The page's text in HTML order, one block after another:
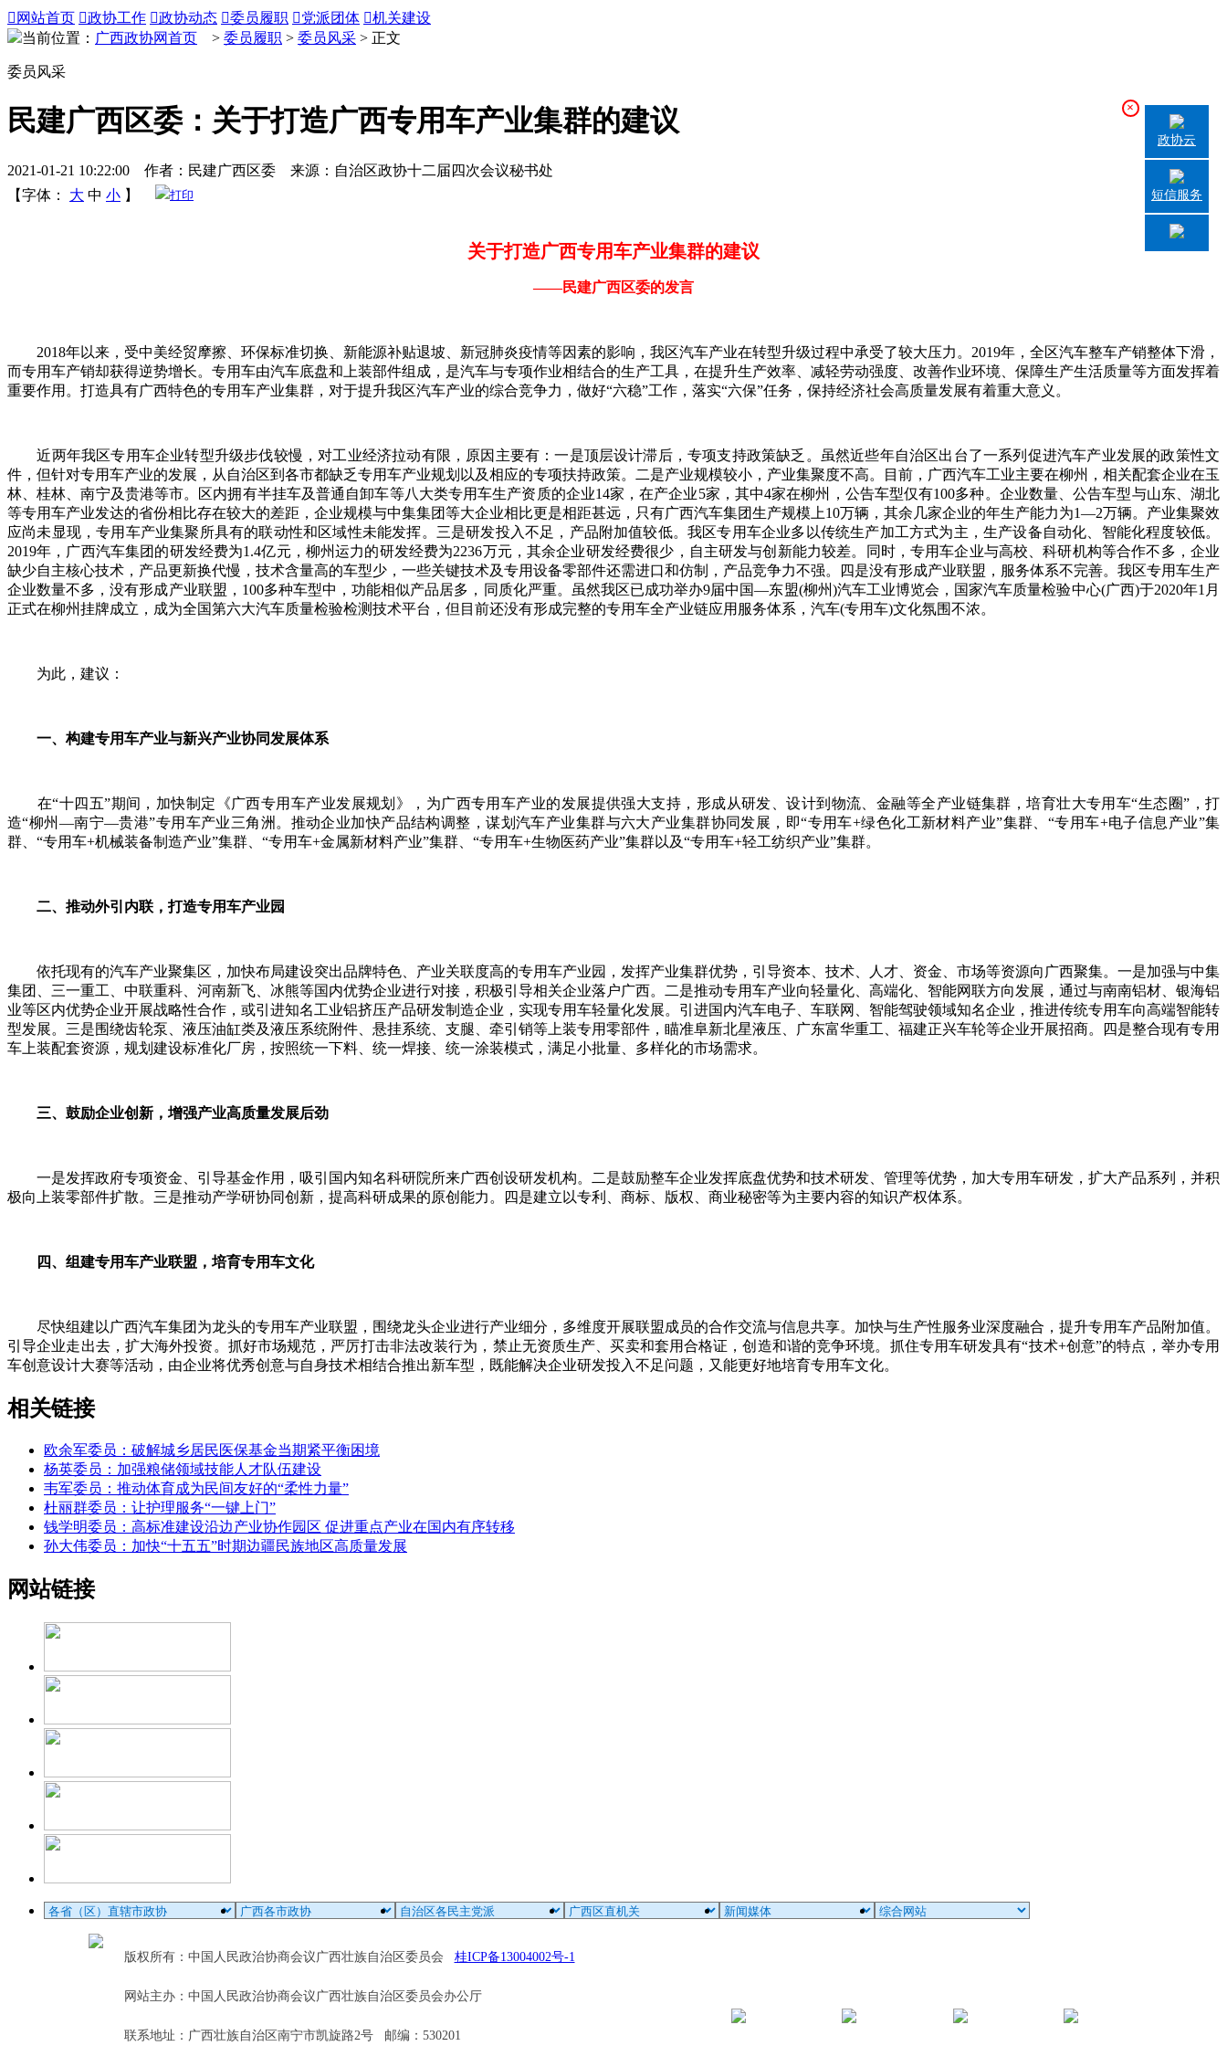
 网站首页 政协工作 政协动态 委员履职 党派团体 机关建设
当前位置： 广西政协网首页 > 委员履职 > 委员风采 > 正文
委员风采
民建广西区委：关于打造广西专用车产业集群的建议
2021-01-21 10:22:00 作者：民建广西区委 来源：自治区政协十二届四次会议秘书处
【字体：
大 中 小 】 打印
关于打造广西专用车产业集群的建议
——民建广西区委的发言
2018年以来，受中美经贸摩擦、环保标准切换、新能源补贴退坡、新冠肺炎疫情等因素的影响，我区汽车产业在转型升级过程中承受了较大压力。2019年，全区汽车整车产销整体下滑，
而专用车产销却获得逆势增长。专用车由汽车底盘和上装部件组成，是汽车与专项作业相结合的生产工具，在提升生产效率、减轻劳动强度、改善作业环境、保障生产生活质量等方面发挥着
重要作用。打造具有广西特色的专用车产业集群，对于提升我区汽车产业的综合竞争力，做好“六稳”工作，落实“六保”任务，保持经济社会高质量发展有着重大意义。
近两年我区专用车企业转型升级步伐较慢，对工业经济拉动有限，原因主要有：一是顶层设计滞后，专项支持政策缺乏。虽然近些年自治区出台了一系列促进汽车产业发展的政策性文
件，但针对专用车产业的发展，从自治区到各市都缺乏专用车产业规划以及相应的专项扶持政策。二是产业规模较小，产业集聚度不高。目前，广西汽车工业主要在柳州，相关配套企业在玉
林、桂林、南宁及贵港等市。区内拥有半挂车及普通自卸车等八大类专用车生产资质的企业14家，在产企业5家，其中4家在柳州，公告车型仅有100多种。企业数量、公告车型与山东、湖北
等专用车产业发达的省份相比存在较大的差距，企业规模与中集集团等大企业相比更是相距甚远，只有广西汽车集团生产规模上10万辆，其余几家企业的年生产能力为1—2万辆。产业集聚效
应尚未显现，专用车产业集聚所具有的联动性和区域性未能发挥。三是研发投入不足，产品附加值较低。我区专用车企业多以传统生产加工方式为主，生产设备自动化、智能化程度较低。
2019年，广西汽车集团的研发经费为1.4亿元，柳州运力的研发经费为2236万元，其余企业研发经费很少，自主研发与创新能力较差。同时，专用车企业与高校、科研机构等合作不多，企业
缺少自主核心技术，产品更新换代慢，技术含量高的车型少，一些关键技术及专用设备零部件还需进口和仿制，产品竞争力不强。四是没有形成产业联盟，服务体系不完善。我区专用车生产
企业数量不多，没有形成产业联盟，100多种车型中，功能相似产品居多，同质化严重。虽然我区已成功举办9届中国—东盟(柳州)汽车工业博览会，国家汽车质量检验中心(广西)于2020年1月
正式在柳州挂牌成立，成为全国第六大汽车质量检验检测技术平台，但目前还没有形成完整的专用车全产业链应用服务体系，汽车(专用车)文化氛围不浓。
为此，建议：
一、构建专用车产业与新兴产业协同发展体系
在“十四五”期间，加快制定《广西专用车产业发展规划》，为广西专用车产业的发展提供强大支持，形成从研发、设计到物流、金融等全产业链集群，培育壮大专用车“生态圈”，打
造“柳州—南宁—贵港”专用车产业三角洲。推动企业加快产品结构调整，谋划汽车产业集群与六大产业集群协同发展，即“专用车+绿色化工新材料产业”集群、“专用车+电子信息产业”集
群、“专用车+机械装备制造产业”集群、“专用车+金属新材料产业”集群、“专用车+生物医药产业”集群以及“专用车+轻工纺织产业”集群。
二、推动外引内联，打造专用车产业园
依托现有的汽车产业聚集区，加快布局建设突出品牌特色、产业关联度高的专用车产业园，发挥产业集群优势，引导资本、技术、人才、资金、市场等资源向广西聚集。一是加强与中集
集团、三一重工、中联重科、河南新飞、冰熊等国内优势企业进行对接，积极引导相关企业落户广西。二是推动专用车产业向轻量化、高端化、智能网联方向发展，通过与南南铝材、银海铝
业等区内优势企业开展战略性合作，或引进知名工业铝挤压产品研发制造企业，实现专用车轻量化发展。引进国内汽车电子、车联网、智能驾驶领域知名企业，推进传统专用车向高端智能转
型发展。三是围绕齿轮泵、液压油缸类及液压系统附件、悬挂系统、支腿、牵引销等上装专用零部件，瞄准阜新北星液压、广东富华重工、福建正兴车轮等企业开展招商。四是整合现有专用
车上装配套资源，规划建设标准化厂房，按照统一下料、统一焊接、统一涂装模式，满足小批量、多样化的市场需求。
三、鼓励企业创新，增强产业高质量发展后劲
一是发挥政府专项资金、引导基金作用，吸引国内知名科研院所来广西创设研发机构。二是鼓励整车企业发挥底盘优势和技术研发、管理等优势，加大专用车研发，扩大产品系列，并积
极向上装零部件扩散。三是推动产学研协同创新，提高科研成果的原创能力。四是建立以专利、商标、版权、商业秘密等为主要内容的知识产权体系。
四、组建专用车产业联盟，培育专用车文化
尽快组建以广西汽车集团为龙头的专用车产业联盟，围绕龙头企业进行产业细分，多维度开展联盟成员的合作交流与信息共享。加快与生产性服务业深度融合，提升专用车产品附加值。
引导企业走出去，扩大海外投资。抓好市场规范，严厉打击非法改装行为，禁止无资质生产、买卖和套用合格证，创造和谐的竞争环境。抓住专用车研发具有“技术+创意”的特点，举办专用
车创意设计大赛等活动，由企业将优秀创意与自身技术相结合推出新车型，既能解决企业研发投入不足问题，又能更好地培育专用车文化。
相关链接
欧余军委员：破解城乡居民医保基金当期紧平衡困境
杨英委员：加强粮储领域技能人才队伍建设
韦军委员：推动体育成为民间友好的“柔性力量”
杜丽群委员：让护理服务“一键上门”
钱学明委员：高标准建设沿边产业协作园区 促进重点产业在国内有序转移
孙大伟委员：加快“十五五”时期边疆民族地区高质量发展
网站链接
版权所有：中国人民政治协商会议广西壮族自治区委员会 桂ICP备13004002号-1
网站主办：中国人民政治协商会议广西壮族自治区委员会办公厅
联系地址：广西壮族自治区南宁市凯旋路2号 邮编：530201
×
政协云
短信服务